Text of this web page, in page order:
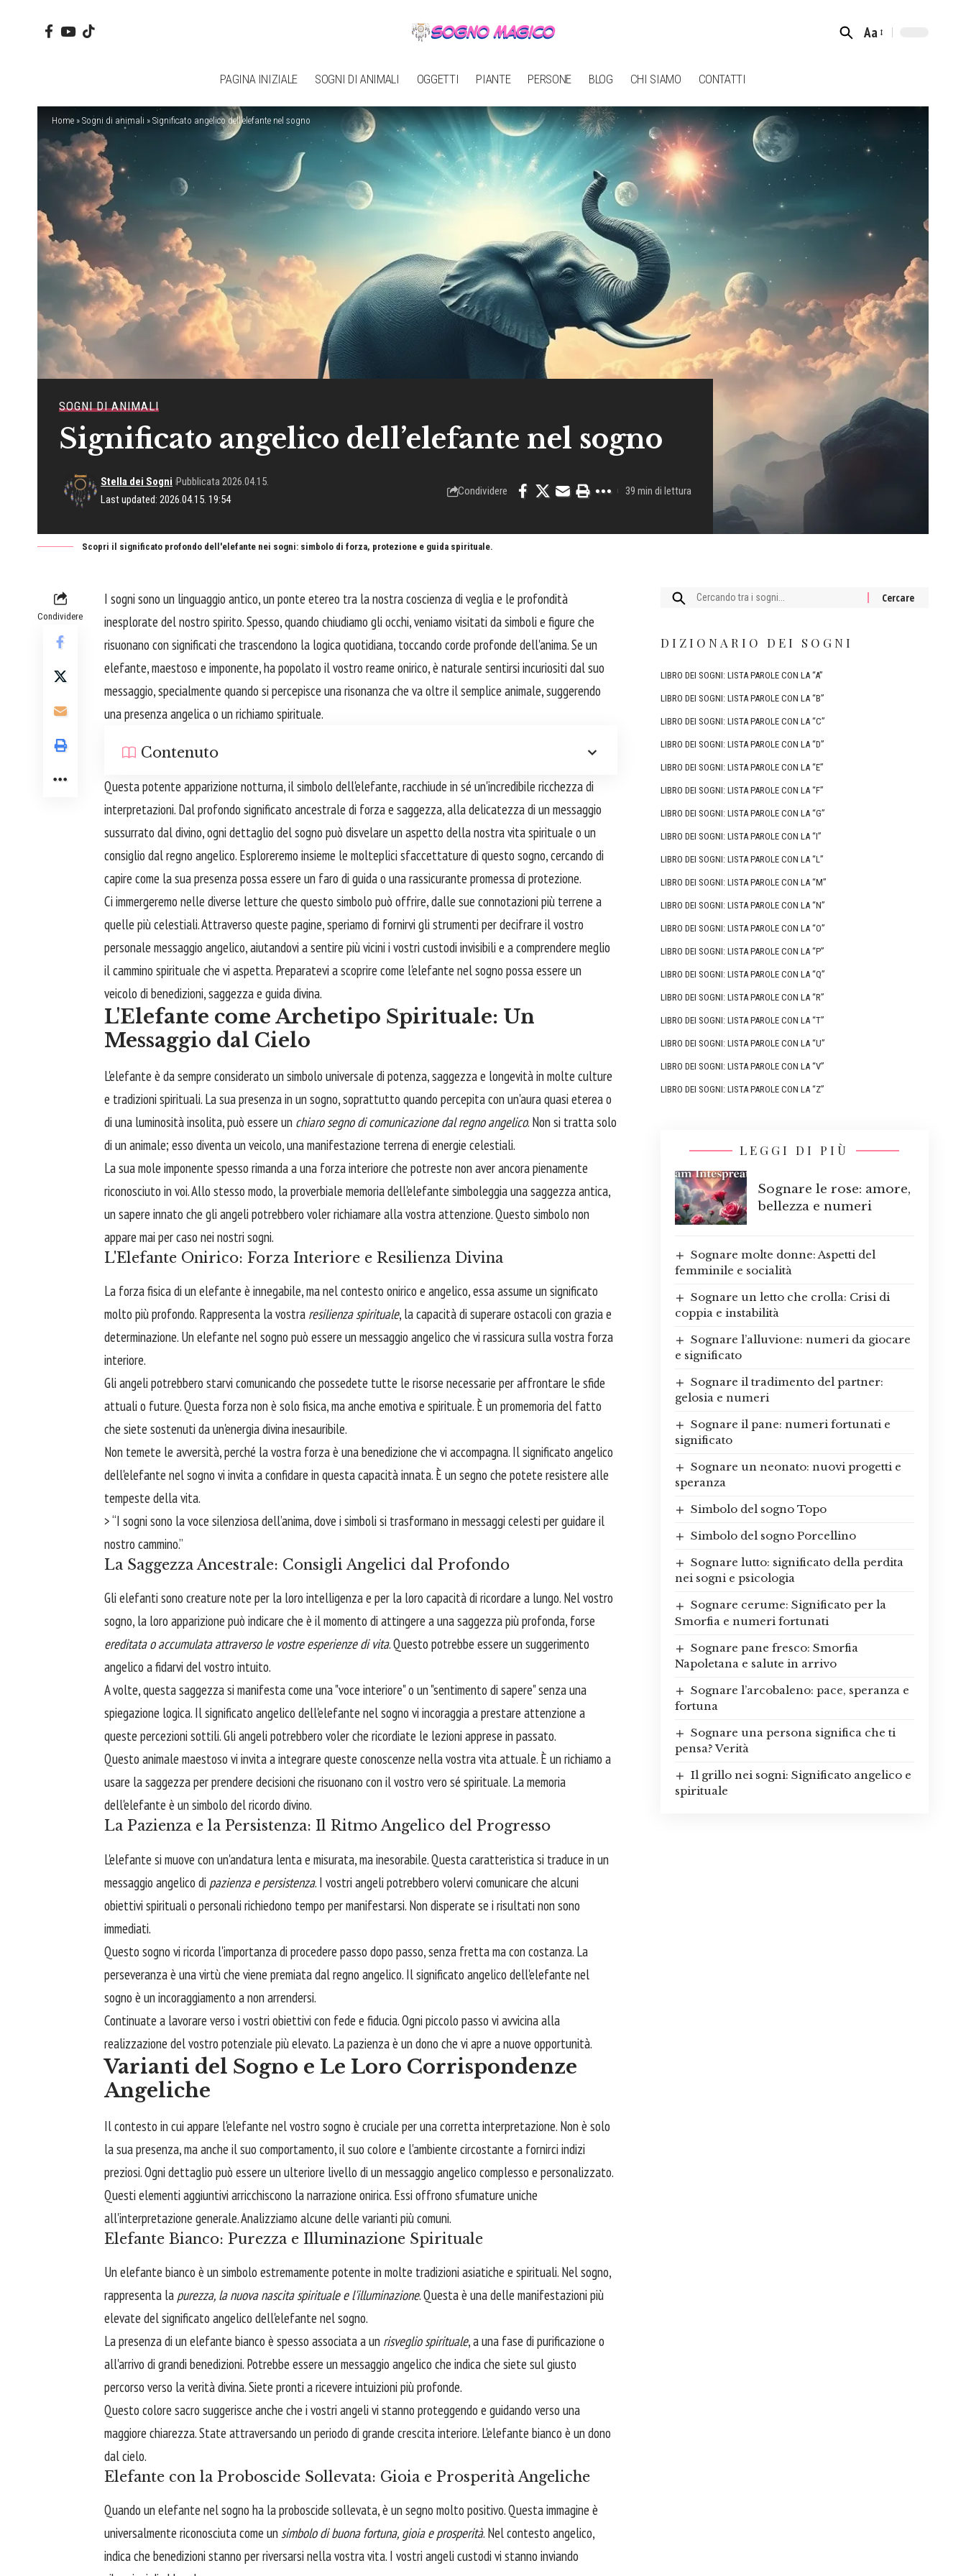
Font
Aa
PAGINA INIZIALE SOGNI DI ANIMALI OGGETTI PIANTE PERSONE BLOG CHI SIAMO CONTATTI
Home » Sogni di animali » Significato angelico dell’elefante nel sogno
SOGNI DI ANIMALI
Significato angelico dell’elefante nel sogno
Last updated: 2026.04.15. 19:54
Stella dei Sogni Pubblicata 2026.04.15.
Condividere 39 min di lettura
Scopri il significato profondo dell'elefante nei sogni: simbolo di forza, protezione e guida spirituale.
Condividere
I sogni sono un linguaggio antico, un ponte etereo tra la nostra coscienza di veglia e le profondità
inesplorate del nostro spirito. Spesso, quando chiudiamo gli occhi, veniamo visitati da simboli e figure che
risuonano con significati che trascendono la logica quotidiana, toccando corde profonde dell'anima. Se un
elefante, maestoso e imponente, ha popolato il vostro reame onirico, è naturale sentirsi incuriositi dal suo
messaggio, specialmente quando si percepisce una risonanza che va oltre il semplice animale, suggerendo
una presenza angelica o un richiamo spirituale.
Contenuto
Questa potente apparizione notturna, il simbolo dell'elefante, racchiude in sé un'incredibile ricchezza di
interpretazioni. Dal profondo significato ancestrale di forza e saggezza, alla delicatezza di un messaggio
sussurrato dal divino, ogni dettaglio del sogno può disvelare un aspetto della nostra vita spirituale o un
consiglio dal regno angelico. Esploreremo insieme le molteplici sfaccettature di questo sogno, cercando di
capire come la sua presenza possa essere un faro di guida o una rassicurante promessa di protezione.
Ci immergeremo nelle diverse letture che questo simbolo può offrire, dalle sue connotazioni più terrene a
quelle più celestiali. Attraverso queste pagine, speriamo di fornirvi gli strumenti per decifrare il vostro
personale messaggio angelico, aiutandovi a sentire più vicini i vostri custodi invisibili e a comprendere meglio
il cammino spirituale che vi aspetta. Preparatevi a scoprire come l'elefante nel sogno possa essere un
veicolo di benedizioni, saggezza e guida divina.
L'Elefante come Archetipo Spirituale: Un
Messaggio dal Cielo
L'elefante è da sempre considerato un simbolo universale di potenza, saggezza e longevità in molte culture
e tradizioni spirituali. La sua presenza in un sogno, soprattutto quando percepita con un'aura quasi eterea o
di una luminosità insolita, può essere un chiaro segno di comunicazione dal regno angelico. Non si tratta solo
di un animale; esso diventa un veicolo, una manifestazione terrena di energie celestiali.
La sua mole imponente spesso rimanda a una forza interiore che potreste non aver ancora pienamente
riconosciuto in voi. Allo stesso modo, la proverbiale memoria dell'elefante simboleggia una saggezza antica,
un sapere innato che gli angeli potrebbero voler richiamare alla vostra attenzione. Questo simbolo non
appare mai per caso nei nostri sogni.
L'Elefante Onirico: Forza Interiore e Resilienza Divina
La forza fisica di un elefante è innegabile, ma nel contesto onirico e angelico, essa assume un significato
molto più profondo. Rappresenta la vostra resilienza spirituale, la capacità di superare ostacoli con grazia e
determinazione. Un elefante nel sogno può essere un messaggio angelico che vi rassicura sulla vostra forza
interiore.
Gli angeli potrebbero starvi comunicando che possedete tutte le risorse necessarie per affrontare le sfide
attuali o future. Questa forza non è solo fisica, ma anche emotiva e spirituale. È un promemoria del fatto
che siete sostenuti da un'energia divina inesauribile.
Non temete le avversità, perché la vostra forza è una benedizione che vi accompagna. Il significato angelico
dell'elefante nel sogno vi invita a confidare in questa capacità innata. È un segno che potete resistere alle
tempeste della vita.
> “I sogni sono la voce silenziosa dell’anima, dove i simboli si trasformano in messaggi celesti per guidare il
nostro cammino.”
La Saggezza Ancestrale: Consigli Angelici dal Profondo
Gli elefanti sono creature note per la loro intelligenza e per la loro capacità di ricordare a lungo. Nel vostro
sogno, la loro apparizione può indicare che è il momento di attingere a una saggezza più profonda, forse
ereditata o accumulata attraverso le vostre esperienze di vita. Questo potrebbe essere un suggerimento
angelico a fidarvi del vostro intuito.
A volte, questa saggezza si manifesta come una "voce interiore" o un "sentimento di sapere" senza una
spiegazione logica. Il significato angelico dell'elefante nel sogno vi incoraggia a prestare attenzione a
queste percezioni sottili. Gli angeli potrebbero voler che ricordiate le lezioni apprese in passato.
Questo animale maestoso vi invita a integrare queste conoscenze nella vostra vita attuale. È un richiamo a
usare la saggezza per prendere decisioni che risuonano con il vostro vero sé spirituale. La memoria
dell'elefante è un simbolo del ricordo divino.
La Pazienza e la Persistenza: Il Ritmo Angelico del Progresso
L'elefante si muove con un'andatura lenta e misurata, ma inesorabile. Questa caratteristica si traduce in un
messaggio angelico di pazienza e persistenza. I vostri angeli potrebbero volervi comunicare che alcuni
obiettivi spirituali o personali richiedono tempo per manifestarsi. Non disperate se i risultati non sono
immediati.
Questo sogno vi ricorda l'importanza di procedere passo dopo passo, senza fretta ma con costanza. La
perseveranza è una virtù che viene premiata dal regno angelico. Il significato angelico dell'elefante nel
sogno è un incoraggiamento a non arrendersi.
Continuate a lavorare verso i vostri obiettivi con fede e fiducia. Ogni piccolo passo vi avvicina alla
realizzazione del vostro potenziale più elevato. La pazienza è un dono che vi apre a nuove opportunità.
Varianti del Sogno e Le Loro Corrispondenze
Angeliche
Il contesto in cui appare l'elefante nel vostro sogno è cruciale per una corretta interpretazione. Non è solo
la sua presenza, ma anche il suo comportamento, il suo colore e l'ambiente circostante a fornirci indizi
preziosi. Ogni dettaglio può essere un ulteriore livello di un messaggio angelico complesso e personalizzato.
Questi elementi aggiuntivi arricchiscono la narrazione onirica. Essi offrono sfumature uniche
all'interpretazione generale. Analizziamo alcune delle varianti più comuni.
Elefante Bianco: Purezza e Illuminazione Spirituale
Un elefante bianco è un simbolo estremamente potente in molte tradizioni asiatiche e spirituali. Nel sogno,
rappresenta la purezza, la nuova nascita spirituale e l'illuminazione. Questa è una delle manifestazioni più
elevate del significato angelico dell'elefante nel sogno.
La presenza di un elefante bianco è spesso associata a un risveglio spirituale, a una fase di purificazione o
all'arrivo di grandi benedizioni. Potrebbe essere un messaggio angelico che indica che siete sul giusto
percorso verso la verità divina. Siete pronti a ricevere intuizioni più profonde.
Questo colore sacro suggerisce anche che i vostri angeli vi stanno proteggendo e guidando verso una
maggiore chiarezza. State attraversando un periodo di grande crescita interiore. L'elefante bianco è un dono
dal cielo.
Elefante con la Proboscide Sollevata: Gioia e Prosperità Angeliche
Quando un elefante nel sogno ha la proboscide sollevata, è un segno molto positivo. Questa immagine è
universalmente riconosciuta come unsimbolo di buona fortuna, gioia e prosperità. Nel contesto angelico,
indica che benedizioni stanno per riversarsi nella vostra vita. I vostri angeli custodi vi stanno inviando
Cercare:
DIZIONARIO DEI SOGNI
LIBRO DEI SOGNI: LISTA PAROLE CON LA “A”
LIBRO DEI SOGNI: LISTA PAROLE CON LA “B”
LIBRO DEI SOGNI: LISTA PAROLE CON LA “C”
LIBRO DEI SOGNI: LISTA PAROLE CON LA “D”
LIBRO DEI SOGNI: LISTA PAROLE CON LA “E”
LIBRO DEI SOGNI: LISTA PAROLE CON LA “F”
LIBRO DEI SOGNI: LISTA PAROLE CON LA “G”
LIBRO DEI SOGNI: LISTA PAROLE CON LA “I”
LIBRO DEI SOGNI: LISTA PAROLE CON LA “L”
LIBRO DEI SOGNI: LISTA PAROLE CON LA “M”
LIBRO DEI SOGNI: LISTA PAROLE CON LA “N”
LIBRO DEI SOGNI: LISTA PAROLE CON LA “O”
LIBRO DEI SOGNI: LISTA PAROLE CON LA “P”
LIBRO DEI SOGNI: LISTA PAROLE CON LA “Q”
LIBRO DEI SOGNI: LISTA PAROLE CON LA “R”
LIBRO DEI SOGNI: LISTA PAROLE CON LA “T”
LIBRO DEI SOGNI: LISTA PAROLE CON LA “U”
LIBRO DEI SOGNI: LISTA PAROLE CON LA “V”
LIBRO DEI SOGNI: LISTA PAROLE CON LA “Z”
LEGGI DI PIÙ
Sognare le rose: amore,
bellezza e numeri
Sognare molte donne: Aspetti del
femminile e socialità
Sognare un letto che crolla: Crisi di
coppia e instabilità
Sognare l’alluvione: numeri da giocare
e significato
Sognare il tradimento del partner:
gelosia e numeri
Sognare il pane: numeri fortunati e
significato
Sognare un neonato: nuovi progetti e
speranza
Simbolo del sogno Topo
Simbolo del sogno Porcellino
Sognare lutto: significato della perdita
nei sogni e psicologia
Sognare cerume: Significato per la
Smorfia e numeri fortunati
Sognare pane fresco: Smorfia
Napoletana e salute in arrivo
Sognare l’arcobaleno: pace, speranza e
fortuna
Sognare una persona significa che ti
pensa? Verità
Il grillo nei sogni: Significato angelico e
spirituale